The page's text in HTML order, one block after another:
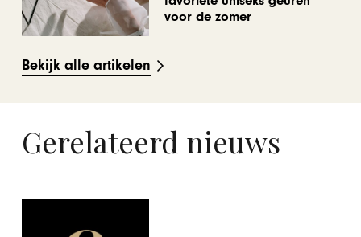
voor de zomer
Bekijk alle artikelen
Gerelateerd nieuws